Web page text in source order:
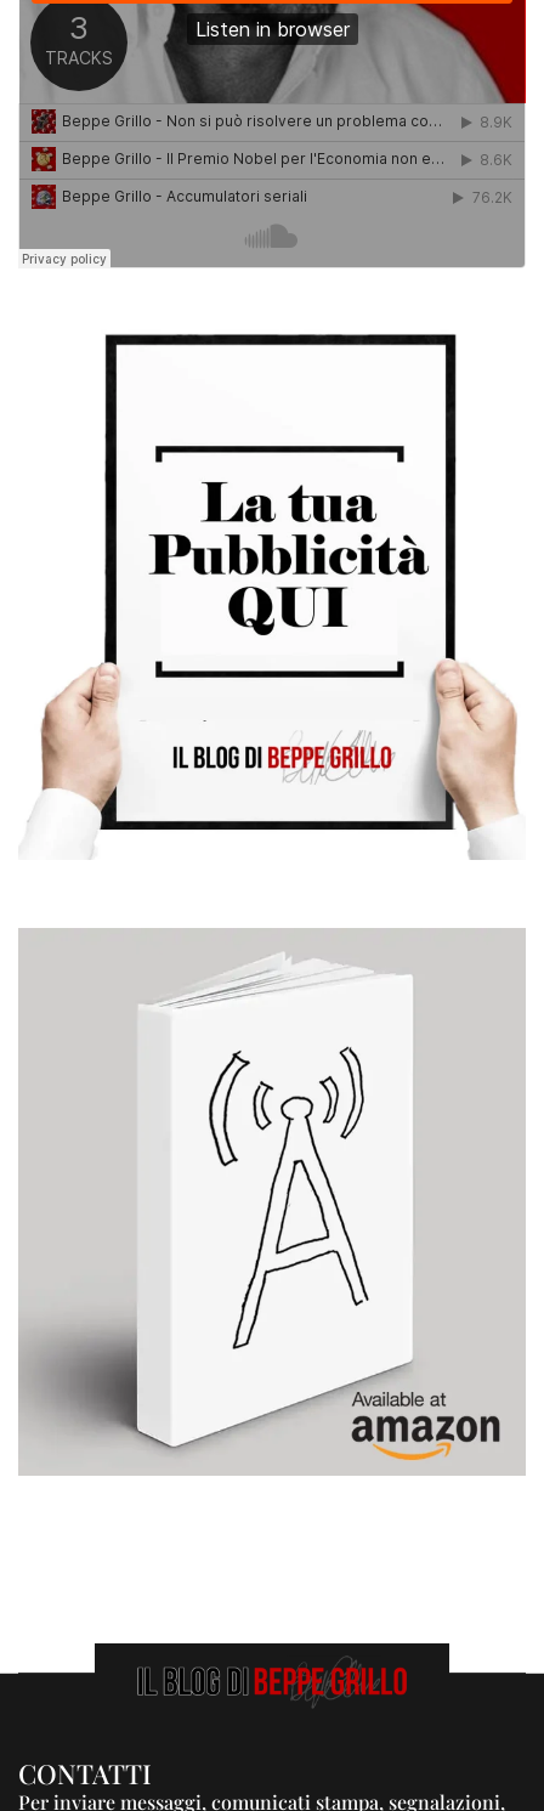
CONTATTI
Per inviare messaggi, comunicati stampa, segnalazioni,